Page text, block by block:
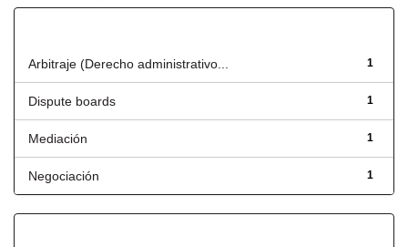
1
Arbitraje (Derecho administrativo...
1
Dispute boards
1
Mediación
1
Negociación